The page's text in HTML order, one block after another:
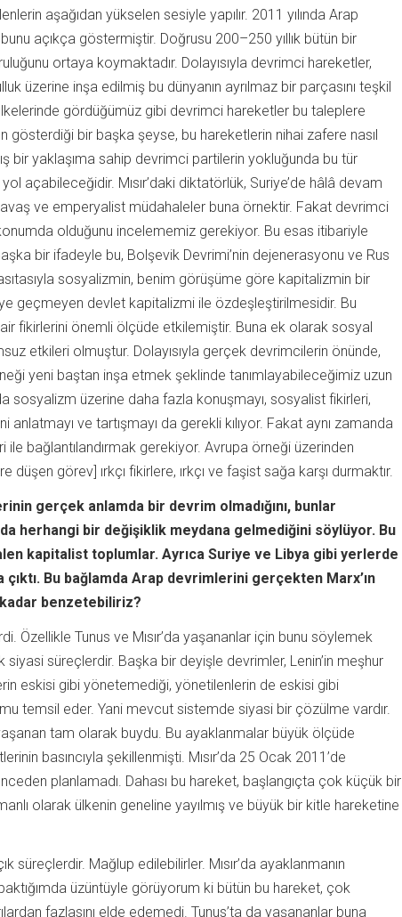
aşağıdan yükselen sesiyle yapılır. 2011 yılında Arap
açıkça göstermiştir. Doğrusu 200–250 yıllık bütün bir
ortaya koymaktadır. Dolayısıyla devrimci hareketler,
üzerine inşa edilmiş bu dünyanın ayrılmaz bir parçasını teşkil
gördüğümüz gibi devrimci hareketler bu taleplere
gösterdiği bir başka şeyse, bu hareketlerin nihai zafere nasıl
bir yaklaşıma sahip devrimci partilerin yokluğunda bu tür
açabileceğidir. Mısır’daki diktatörlük, Suriye’de hâlâ devam
ve emperyalist müdahaleler buna örnektir. Fakat devrimci
olduğunu incelememiz gerekiyor. Bu esas itibariyle
bir ifadeyle bu, Bolşevik Devrimi’nin dejenerasyonu ve Rus
sosyalizmin, benim görüşüme göre kapitalizmin bir
geçmeyen devlet kapitalizmi ile özdeşleştirilmesidir. Bu
fikirlerini önemli ölçüde etkilemiştir. Buna ek olarak sosyal
etkileri olmuştur. Dolayısıyla gerçek devrimcilerin önünde,
yeni baştan inşa etmek şeklinde tanımlayabileceğimiz uzun
sosyalizm üzerine daha fazla konuşmayı, sosyalist fikirleri,
anlatmayı ve tartışmayı da gerekli kılıyor. Fakat aynı zamanda
ile bağlantılandırmak gerekiyor. Avrupa örneği üzerinden
görev] ırkçı fikirlere, ırkçı ve faşist sağa karşı durmaktır.
gerçek anlamda bir devrim olmadığını, bunlar
herhangi bir değişiklik meydana gelmediğini söylüyor. Bu
kapitalist toplumlar. Ayrıca Suriye ve Libya gibi yerlerde
Bu bağlamda Arap devrimlerini gerçekten Marx’ın
benzetebiliriz?
Özellikle Tunus ve Mısır’da yaşananlar için bunu söylemek
süreçlerdir. Başka bir deyişle devrimler, Lenin’in meşhur
eskisi gibi yönetemediği, yönetilenlerin de eskisi gibi
temsil eder. Yani mevcut sistemde siyasi bir çözülme vardır.
tam olarak buydu. Bu ayaklanmalar büyük ölçüde
basıncıyla şekillenmişti. Mısır’da 25 Ocak 2011’de
planlamadı. Dahası bu hareket, başlangıçta çok küçük bir
olarak ülkenin geneline yayılmış ve büyük bir kitle hareketine
süreçlerdir. Mağlup edilebilirler. Mısır’da ayaklanmanın
üzüntüyle görüyorum ki bütün bu hareket, çok
fazlasını elde edemedi. Tunus’ta da yaşananlar buna